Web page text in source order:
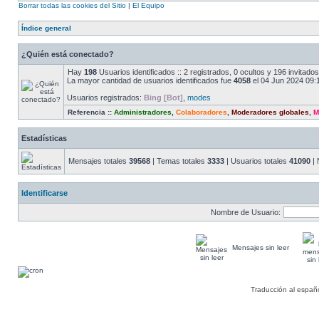
Borrar todas las cookies del Sitio | El Equipo
Índice general
¿Quién está conectado?
Hay 198 Usuarios identificados :: 2 registrados, 0 ocultos y 196
La mayor cantidad de usuarios identificados fue 4058 el 04 Jun 2024
Usuarios registrados: Bing [Bot] modes
Referencia :: Administradores Colaboradores Moderadores globales
Estadísticas
Mensajes totales 39568 | Temas totales 3333 | Usuarios totales 41090 |
Identificarse
Nombre de Usuario:
Mensajes sin leer
Traducción al